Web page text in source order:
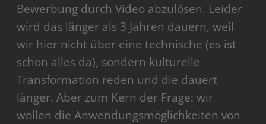
Bewerbung durch Video abzulösen. Leider
wird das länger als 3 Jahren dauern, weil
wir hier nicht über eine technische (es ist
schon alles da), sondern kulturelle
Transformation reden und die dauert
länger. Aber zum Kern der Frage: wir
wollen die Anwendungsmöglichkeiten von